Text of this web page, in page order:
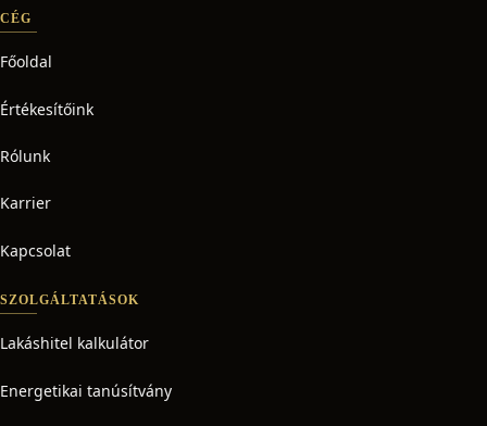
CÉG
Főoldal
Értékesítőink
Rólunk
Karrier
Kapcsolat
SZOLGÁLTATÁSOK
Lakáshitel kalkulátor
Energetikai tanúsítvány